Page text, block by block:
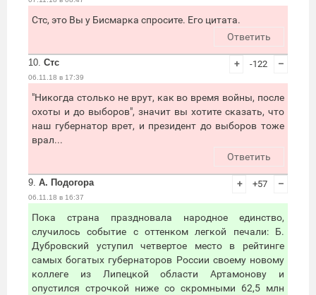
Стс, это Вы у Бисмарка спросите. Его цитата.
Ответить
10. Стс
06.11.18 в 17:39
+ -122 –
"Никогда столько не врут, как во время войны, после
охоты и до выборов", значит вы хотите сказать, что
наш губернатор врет, и президент до выборов тоже
врал...
Ответить
9. А. Подогора
06.11.18 в 16:37
+ +57 –
Пока страна праздновала народное единство,
случилось событие с оттенком легкой печали: Б.
Дубровский уступил четвертое место в рейтинге
самых богатых губернаторов России своему новому
коллеге из Липецкой области Артамонову и
опустился строчкой ниже со скромными 62,5 млн